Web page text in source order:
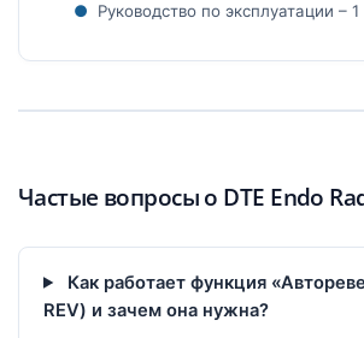
Руководство по эксплуатации – 1
Частые вопросы о DTE Endo
Как работает функция
REV) и зачем она нужна?